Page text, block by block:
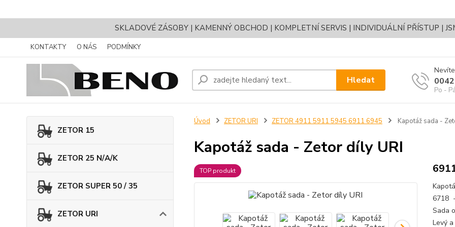
SKLADOVÉ ZÁSOBY | KAMENNÝ OBCHOD | KOMPLETNÍ SERVIS | INDIVIDUÁLNÍ PŘÍSTUP |
KONTAKTY O NÁS PODMÍNKY
Hledat
Po -
ZETOR 15
ZETOR 25 N/A/K
ZETOR SUPER 50 / 35
ZETOR URI
Úvod ZETOR URI ZETOR 4911 5911 5945 6911 6945 Kapotáž sada -
Kapotáž sada - Zetor díly URI
TOP produkt
6718
Sada
Levý